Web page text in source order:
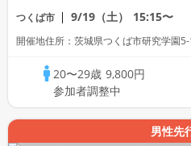
ン
つくば市 9/19（土） 15:15〜
開催地住所：茨城県つくば市研究学園
20〜29歳 9,800円
参加者調整中
男性先